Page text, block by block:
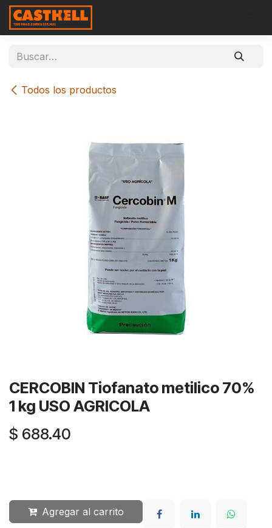
Ir al contenido
Todos los productos
CERCOBIN Tiofanato metilico 70%
1 kg USO AGRICOLA
$ 688.40
Agregar al carrito